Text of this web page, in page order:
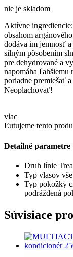
nie je skladom
Aktívne
obsahom
dodáva im jemnosť
silným pôsobením
pre dehydrované a
napomáha ľahšiemu
poriadne premiešať
Neoplachovať!
viac
Ľutujeme tento
Detailné
Druh línie
Typ vlasov
Typ pokožky
podráždená
Súvisiace